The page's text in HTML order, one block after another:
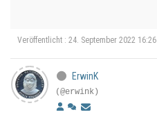
Veröffentlicht : 24. September 2022 16:26
ErwinK
(@erwink)